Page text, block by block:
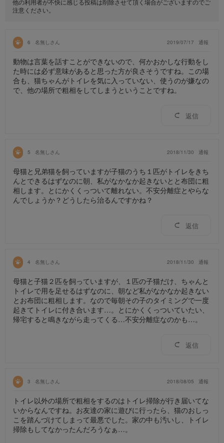
他の利用者が不快に感じる投稿は削除させて頂く場合がございますのでご
注意ください。
6 名無しさん 2019/07/17 通報
動物は言葉を話すことができないので、何かおかしな行動をし
た時には必ず意味があると思った方が良さそうですね。この場
合も、猫ちゃんがトイレを気に入っていない、使うのが嫌なの
で、他の場所で粗相をしてしまうということですね。
返信
5 名無しさん 2018/11/30 通報
母猫と兄弟猫を飼っていますが子猫のうち１匹がトイレをきち
んとできるはずなのに朝、私がなかなか起きないとと布団に粗
相します。とにかくくっついて離れない。不安分離症とやらな
んでしょうか？どうしたら治るんですかね？
返信
4 名無しさん 2018/11/30 通報
母猫と子猫２匹を飼っていますが、１匹の子猫だけ、ちゃんと
トイレで用を足せるはずなのに、朝など私がなかなか起きない
とお布団に粗相します。なので毎朝その子のタイミングで一度
起きてトイレに付き合います…。とにかくくっついていたい、
帰宅すると鳴きながら走ってくる…不安分離症なのかも…。
返信
3 名無しさん 2018/08/05 通報
トイレ以外の場所で粗相をするのはトイレ掃除が行き届いてな
いからなんですね。お友達の家に遊びに行ったら、猫のおしっ
こを踏んづけてしまって最悪でした。家の中も汚いし、トイレ
掃除もしてなかったんだろうなぁ…。